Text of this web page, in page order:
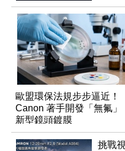
歐盟環保法規步步逼近！
Canon 著手開發「無氟」
新型鏡頭鍍膜
挑戰